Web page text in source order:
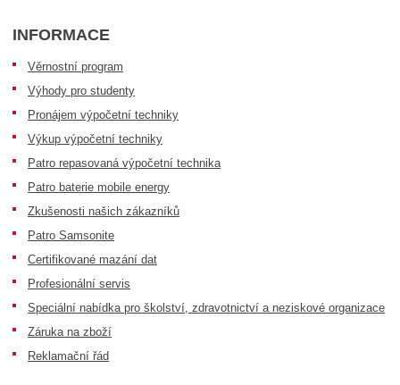
INFORMACE
Věrnostní program
Výhody pro studenty
Pronájem výpočetní techniky
Výkup výpočetní techniky
Patro repasovaná výpočetní technika
Patro baterie mobile energy
Zkušenosti našich zákazníků
Patro Samsonite
Certifikované mazání dat
Profesionální servis
Speciální nabídka pro školství, zdravotnictví a neziskové organizace
Záruka na zboží
Reklamační řád